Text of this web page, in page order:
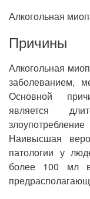
Алкогольная
Причины
Алкогольная
заболеванием,
Основной
является
Наивысшая
патологии у
более 100 мл